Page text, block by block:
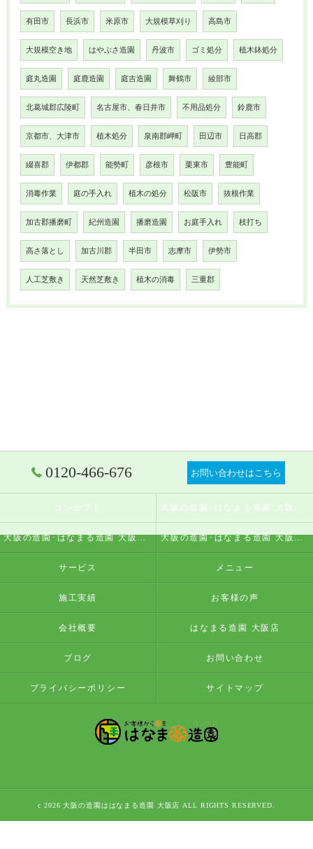
有田市 長浜市 米原市 大規模草刈り 高島市
大規模空き地 はやぶさ造園 丹波市 ゴミ処分 植木鉢処分
庭丸造園 庭鹿造園 庭吉造園 舞鶴市 綾部市
北葛城郡広陵町 名古屋市、春日井市 不用品処分 鈴鹿市
京都市、大津市 植木処分 泉南郡岬町 田辺市 日高郡
綴喜郡 伊都郡 能勢町 彦根市 栗東市 豊能町
消毒作業 庭の手入れ 植木の処分 松阪市 抜根作業
加古郡播磨町 紀州造園 播磨造園 お庭手入れ 枝打ち
高さ落とし 加古川郡 半田市 志摩市 伊勢市
人工芝敷き 天然芝敷き 植木の消毒 三重郡
0120-466-676 お問い合わせはこちら
コンセプト
大阪の造園･はなまる造園 大阪店の評判 大阪の造園･はなまる造園 大阪店のお客様の声
サービス メニュー
施工実績 お客様の声
会社概要 はなまる造園 大阪店
ブログ お問い合わせ
プライバシーポリシー サイトマップ
c 2026 大阪の造園ははなまる造園 大阪店 ALL RIGHTS RESERVED.